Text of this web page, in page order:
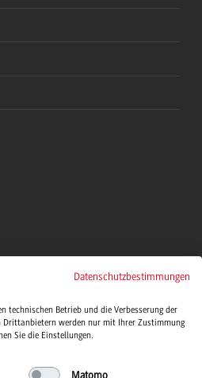
Datenschutzbestimmungen
technischen Betrieb und die Verbesserung der
Drittanbietern werden nur mit Ihrer Zustimmung
Sie die Einstellungen.
Matomo